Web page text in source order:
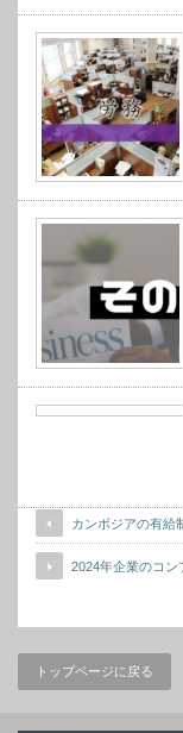
カンボジアの有給
2024年企業のコン
トップページに戻る